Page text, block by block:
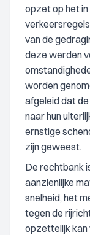
opzet op het
van de
deze werden
worden
afgeleid dat
naar hun
ernstige
zijn geweest.
De rechtbank
aanzienlijke
snelheid, het
tegen de
opzettelijk kan